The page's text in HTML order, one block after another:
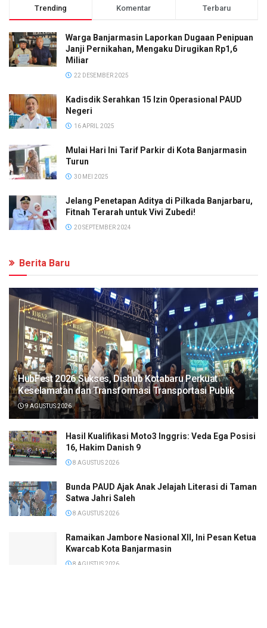
Trending Komentar Terbaru
Warga Banjarmasin Laporkan Dugaan Penipuan
Janji Pernikahan, Mengaku Dirugikan Rp1,6
Miliar
22 DESEMBER 2025
Kadisdik Serahkan 15 Izin Operasional PAUD
Negeri
16 APRIL 2025
Mulai Hari Ini Tarif Parkir di Kota Banjarmasin
Turun
30 MEI 2025
Jelang Penetapan Aditya di Pilkada Banjarbaru,
Fitnah Terarah untuk Vivi Zubedi!
20 SEPTEMBER 2024
Berita Baru
HubFest 2026 Sukses, Dishub Kotabaru Perkuat
Keselamatan dan Transformasi Transportasi Publik
9 AGUSTUS 2026
Hasil Kualifikasi Moto3 Inggris: Veda Ega Posisi
16, Hakim Danish 9
8 AGUSTUS 2026
Bunda PAUD Ajak Anak Jelajah Literasi di Taman
Satwa Jahri Saleh
8 AGUSTUS 2026
Ramaikan Jambore Nasional XII, Ini Pesan Ketua
Kwarcab Kota Banjarmasin
8 AGUSTUS 2026